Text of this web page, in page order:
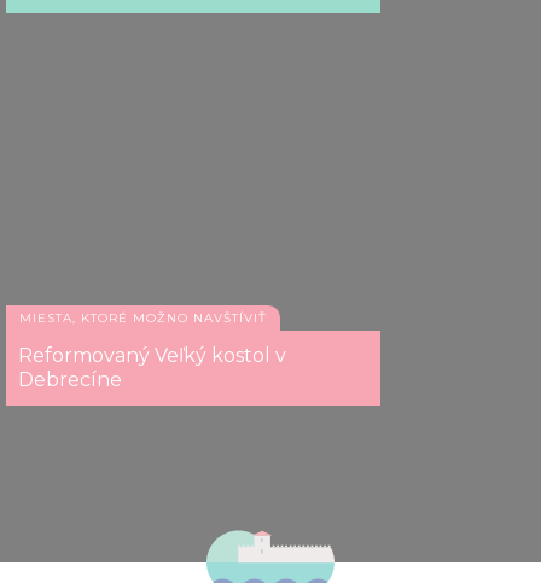
MIESTA, KTORÉ MOŽNO NAVŠTÍVIŤ
Reformovaný Veľký kostol v
Debrecíne